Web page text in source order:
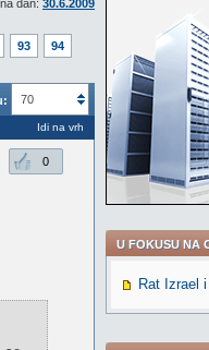
dan: 30.6.2009
93
94
70
Idi na vrh
0
U FOKUSU NA
Rat Izrael